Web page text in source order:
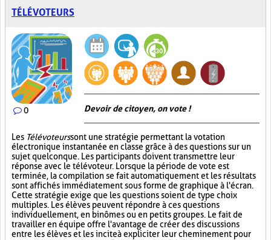
TÉLÉVOTEURS
0 Devoir de citoyen, on vote !
Les Télévoteurssont une stratégie permettant la votation
électronique instantanée en classe grâce à des questions sur un
sujet quelconque. Les participants doivent transmettre leur
réponse avec le télévoteur. Lorsque la période de vote est
terminée, la compilation se fait automatiquement et les résultats
sont affichés immédiatement sous forme de graphique à l'écran.
Cette stratégie exige que les questions soient de type choix
multiples. Les élèves peuvent répondre à ces questions
individuellement, en binômes ou en petits groupes. Le fait de
travailler en équipe offre l'avantage de créer des discussions
entre les élèves et les incite à expliciter leur cheminement pour